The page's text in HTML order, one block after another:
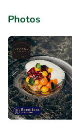
Photos